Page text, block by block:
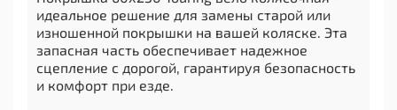
идеальное решение для замены старой или
изношенной покрышки на вашей коляске. Эта
запасная часть обеспечивает надежное
сцепление с дорогой, гарантируя безопасность
и комфорт при езде.